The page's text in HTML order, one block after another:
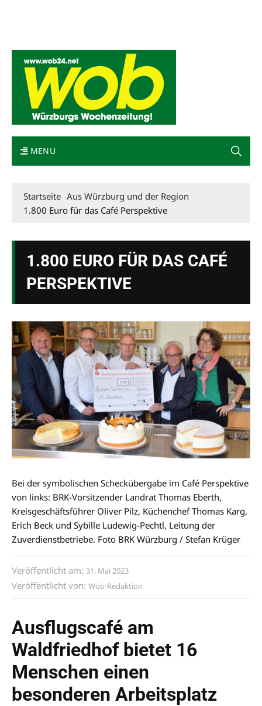
MENU
Startseite Aus Würzburg und der Region
1.800 Euro für das Café Perspektive
1.800 EURO FÜR DAS CAFÉ
PERSPEKTIVE
Bei der symbolischen Scheckübergabe im Café Perspektive
von links: BRK-Vorsitzender Landrat Thomas Eberth,
Kreisgeschäftsführer Oliver Pilz, Küchenchef Thomas Karg,
Erich Beck und Sybille Ludewig-Pechtl, Leitung der
Zuverdienstbetriebe. Foto BRK Würzburg / Stefan Krüger
Veröffentlicht am: 31. Mai 2023
Veröffentlicht von: Wob-Redaktion
Ausflugscafé am
Waldfriedhof bietet 16
Menschen einen
besonderen Arbeitsplatz